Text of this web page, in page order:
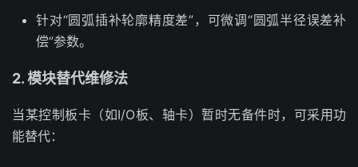
针对“圆弧插补轮廓精度差”，可微调“圆弧半径误差补
偿”参数。
2. 模块替代维修法
当某控制板卡（如I/O板、轴卡）暂时无备件时，可采用功
能替代：